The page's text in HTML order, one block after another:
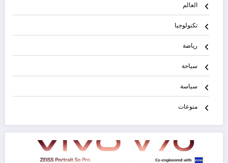
العالم
تكنولوجيا
رياضة
سياحة
سياسة
منوعات